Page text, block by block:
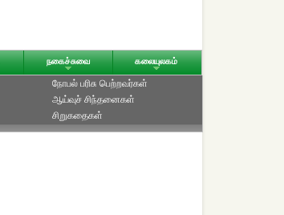
நகைச்சுவை கலையுலகம்
நோபல் பரிசு‎ பெற்றவர்‎கள்
ஆய்வுச் சிந்தனைகள்
சிறுகதைகள்